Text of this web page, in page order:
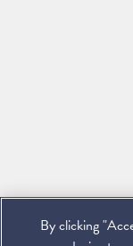
By clicking